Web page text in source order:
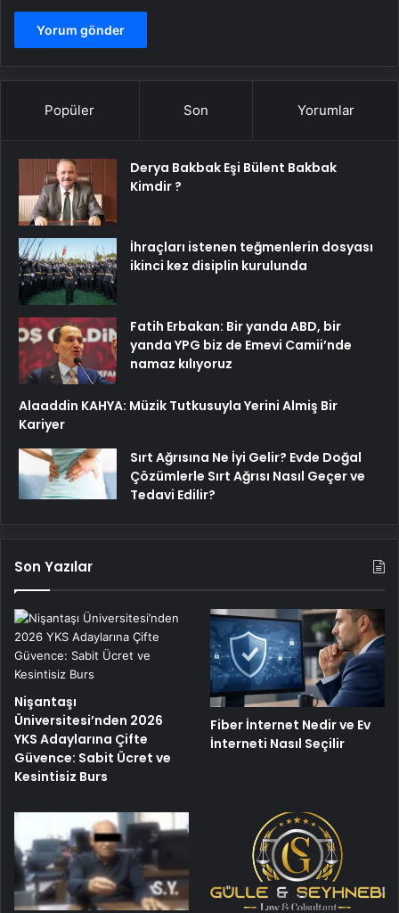
Popüler Son Yorumlar
Derya Bakbak Eşi Bülent Bakbak
Kimdir ?
İhraçları istenen teğmenlerin dosyası
ikinci kez disiplin kurulunda
Fatih Erbakan: Bir yanda ABD, bir
yanda YPG biz de Emevi Camii’nde
namaz kılıyoruz
Alaaddin KAHYA: Müzik Tutkusuyla Yerini Almiş Bir
Kariyer
Sırt Ağrısına Ne İyi Gelir? Evde Doğal
Çözümlerle Sırt Ağrısı Nasıl Geçer ve
Tedavi Edilir?
Son Yazılar
Nişantaşı
Üniversitesi’nden 2026
YKS Adaylarına Çifte
Güvence: Sabit Ücret ve
Kesintisiz Burs
Fiber İnternet Nedir ve Ev
İnterneti Nasıl Seçilir